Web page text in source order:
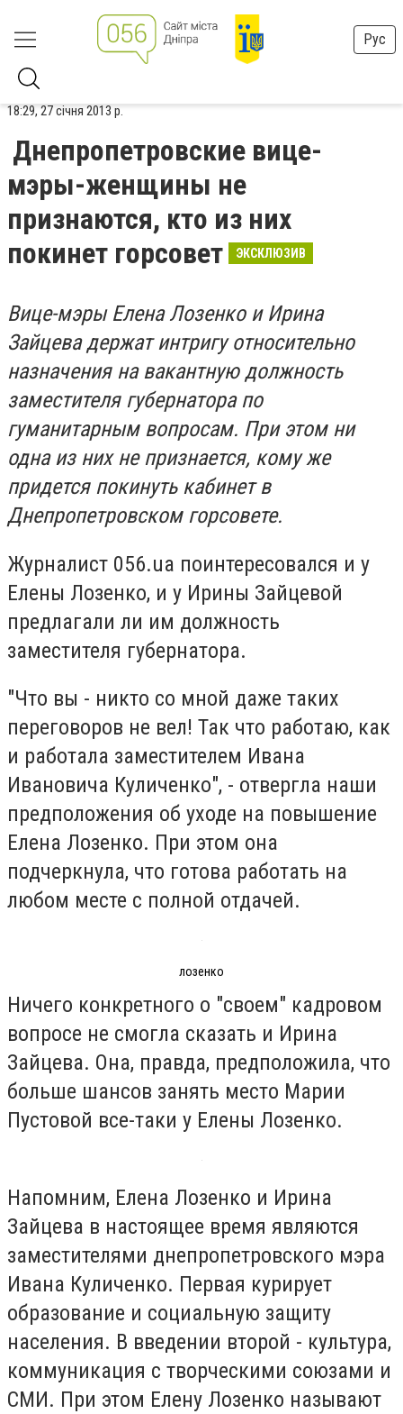
Рус
18:29, 27 січня 2013 р.
Днепропетровские вице-
мэры-женщины не
признаются, кто из них
покинет горсовет
ЭКСКЛЮЗИВ
Вице-мэры Елена Лозенко и Ирина
Зайцева держат интригу относительно
назначения на вакантную должность
заместителя губернатора по
гуманитарным вопросам. При этом ни
одна из них не признается, кому же
придется покинуть кабинет в
Днепропетровском горсовете.
Журналист 056.ua поинтересовался и у
Елены Лозенко, и у Ирины Зайцевой
предлагали ли им должность
заместителя губернатора.
"Что вы - никто со мной даже таких
переговоров не вел! Так что работаю, как
и работала заместителем Ивана
Ивановича Куличенко", - отвергла наши
предположения об уходе на повышение
Елена Лозенко. При этом она
подчеркнула, что готова работать на
любом месте с полной отдачей.
лозенко
Ничего конкретного о "своем" кадровом
вопросе не смогла сказать и Ирина
Зайцева. Она, правда, предположила, что
больше шансов занять место Марии
Пустовой все-таки у Елены Лозенко.
Напомним, Елена Лозенко и Ирина
Зайцева в настоящее время являются
заместителями днепропетровского мэра
Ивана Куличенко. Первая курирует
образование и социальную защиту
населения. В введении второй - культура,
коммуникация с творческими союзами и
СМИ. При этом Елену Лозенко называют